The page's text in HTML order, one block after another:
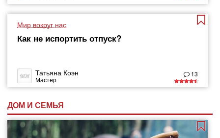
Мир вокруг нас
Как не испортить отпуск?
Татьяна Коэн
Мастер
13
ДОМ И СЕМЬЯ